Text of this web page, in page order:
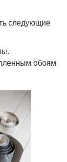
следующие
обоям